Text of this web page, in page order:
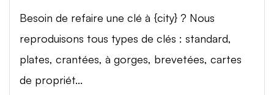
Besoin de refaire une clé à {city} ? Nous
reproduisons tous types de clés : standard,
plates, crantées, à gorges, brevetées, cartes
de propriét...